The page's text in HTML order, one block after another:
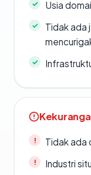
Usia
Tidak ada
Tidak ada
Industri